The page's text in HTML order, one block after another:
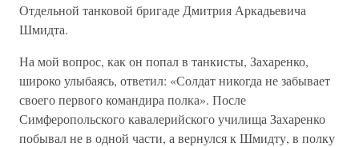
Отдельной танковой бригаде Дмитрия Аркадьевича
Шмидта.
На мой вопрос, как он попал в танкисты, Захаренко,
широко улыбаясь, ответил: «Солдат никогда не забывает
своего первого командира полка». После
Симферопольского кавалерийского училища Захаренко
побывал не в одной части, а вернулся к Шмидту, в полку